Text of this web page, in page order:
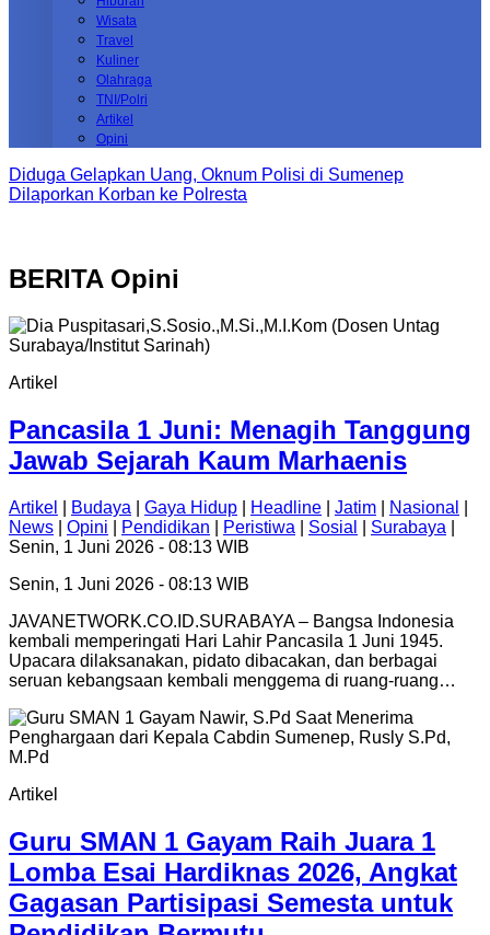
Wisata
Travel
Kuliner
Olahraga
TNI/Polri
Artikel
Opini
Diduga Gelapkan Uang, Oknum Polisi di Sumenep
Dilaporkan Korban ke Polresta
BERITA Opini
Artikel
Pancasila 1 Juni: Menagih Tanggung
Jawab Sejarah Kaum Marhaenis
Artikel Budaya Gaya Hidup Headline Jatim Nasional
News
Opini Pendidikan Peristiwa Sosial Surabaya
Senin, 1 Juni 2026 - 08:13 WIB
Senin, 1 Juni 2026 - 08:13 WIB
JAVANETWORK.CO.ID.SURABAYA – Bangsa Indonesia
kembali memperingati Hari Lahir Pancasila 1 Juni 1945.
Upacara dilaksanakan, pidato dibacakan, dan berbagai
seruan kebangsaan kembali menggema di ruang-ruang…
Artikel
Guru SMAN 1 Gayam Raih Juara 1
Lomba Esai Hardiknas 2026, Angkat
Gagasan Partisipasi Semesta untuk